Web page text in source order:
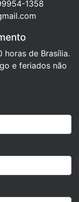
de Brasília.
e feriados não